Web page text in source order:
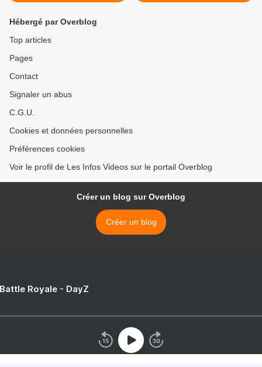
Hébergé par Overblog
Top articles
Pages
Contact
Signaler un abus
C.G.U.
Cookies et données personnelles
Préférences cookies
Voir le profil de Les Infos Videos sur le portail Overblog
Créer un blog sur Overblog
Créer un blog
Royale - DayZ